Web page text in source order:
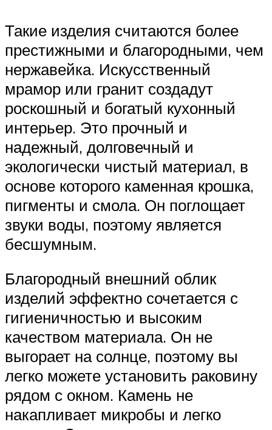
Такие изделия считаются более
престижными и благородными, чем
нержавейка. Искусственный
мрамор или гранит создадут
роскошный и богатый кухонный
интерьер. Это прочный и
надежный, долговечный и
экологически чистый материал, в
основе которого каменная крошка,
пигменты и смола. Он поглощает
звуки воды, поэтому является
бесшумным.
Благородный внешний облик
изделий эффектно сочетается с
гигиеничностью и высоким
качеством материала. Он не
выгорает на солнце, поэтому вы
легко можете установить раковину
рядом с окном. Камень не
накапливает микробы и легко